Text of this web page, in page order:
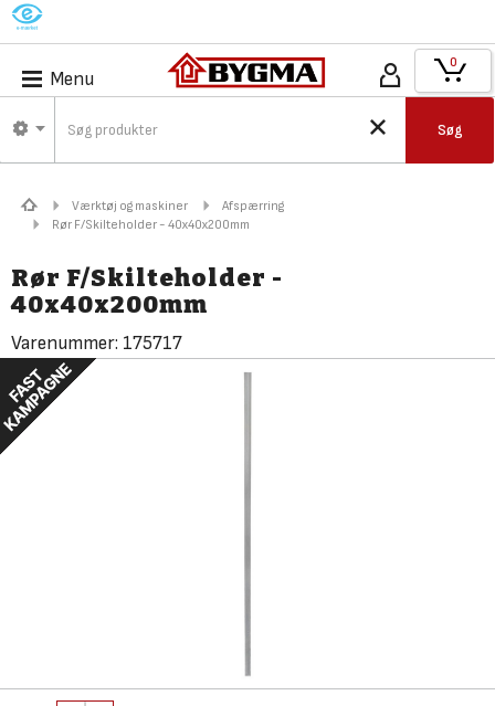
M
Menu
Søg
0
Værktøj og maskiner
Afspærring
Rør F/Skilteholder - 40x40x200mm
Rør F/Skilteholder -
40x40x200mm
Varenummer: 175717